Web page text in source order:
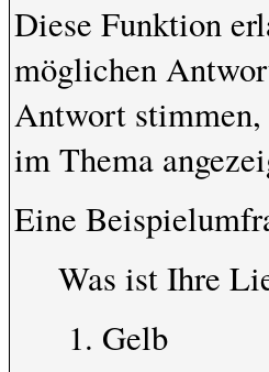
Diese Funktion
möglichen
Antwort stimmen,
im Thema
Eine
Was ist Ihre
Gelb